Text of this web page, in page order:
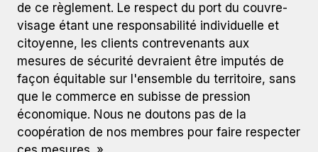
de ce règlement. Le respect du port du couvre-
visage étant une responsabilité individuelle et
citoyenne, les clients contrevenants aux
mesures de sécurité devraient être imputés de
façon équitable sur l'ensemble du territoire, sans
que le commerce en subisse de pression
économique. Nous ne doutons pas de la
coopération de nos membres pour faire respecter